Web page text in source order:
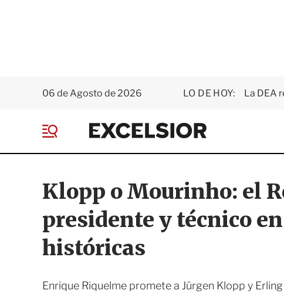
06 de Agosto de 2026 LO DE HOY: La DEA
E
x
e
s
o
e
Klopp o Mourinho: el
presidente y técnico
históricas
Enrique Riquelme promete a Jürgen Klopp y